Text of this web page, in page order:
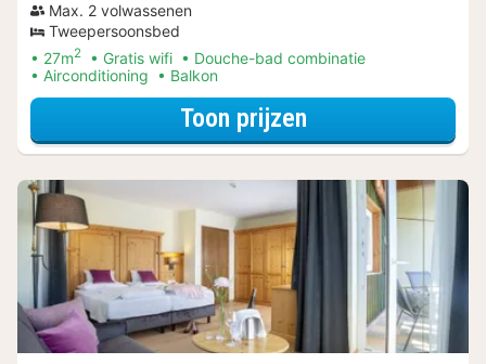
Max. 2 volwassenen
Tweepersoonsbed
27m2 Gratis wifi
Douche-bad combinatie
Airconditioning
Balkon
Toon prijzenvoor Klassieke